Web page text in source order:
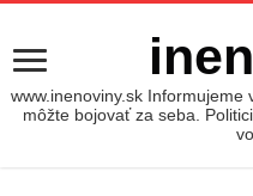
www.inenoviny.sk
môžte bojovať za seba.